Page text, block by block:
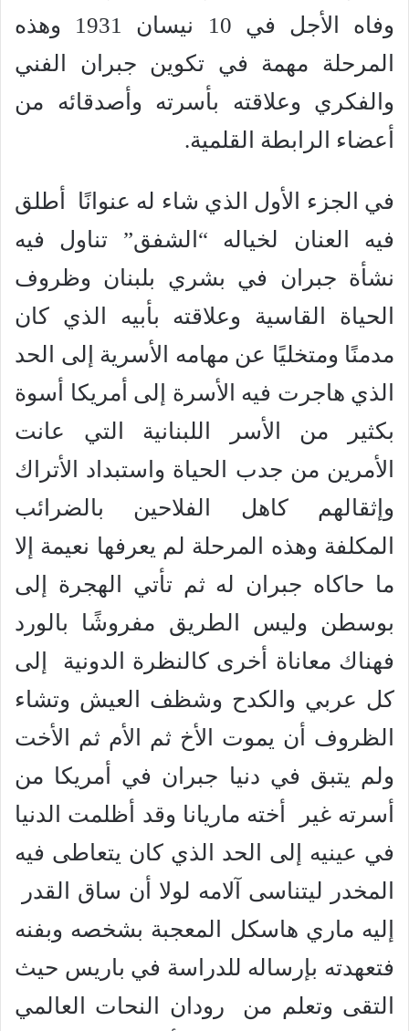
وفاه الأجل في 10 نيسان 1931 وهذه
المرحلة مهمة في تكوين جبران الفني
والفكري وعلاقته بأسرته وأصدقائه من
أعضاء الرابطة القلمية.
في الجزء الأول الذي شاء له عنوانًا أطلق
فيه العنان لخياله “الشفق” تناول فيه
نشأة جبران في بشري بلبنان وظروف
الحياة القاسية وعلاقته بأبيه الذي كان
مدمنًا ومتخليًا عن مهامه الأسرية إلى الحد
الذي هاجرت فيه الأسرة إلى أمريكا أسوة
بكثير من الأسر اللبنانية التي عانت
الأمرين من جدب الحياة واستبداد الأتراك
وإثقالهم كاهل الفلاحين بالضرائب
المكلفة وهذه المرحلة لم يعرفها نعيمة إلا
ما حاكاه جبران له ثم تأتي الهجرة إلى
بوسطن وليس الطريق مفروشًا بالورد
فهناك معاناة أخرى كالنظرة الدونية إلى
كل عربي والكدح وشظف العيش وتشاء
الظروف أن يموت الأخ ثم الأم ثم الأخت
ولم يتبق في دنيا جبران في أمريكا من
أسرته غير أخته ماريانا وقد أظلمت الدنيا
في عينيه إلى الحد الذي كان يتعاطى فيه
المخدر ليتناسى آلامه لولا أن ساق القدر
إليه ماري هاسكل المعجبة بشخصه وبفنه
فتعهدته بإرساله للدراسة في باريس حيث
التقى وتعلم من رودان النحات العالمي